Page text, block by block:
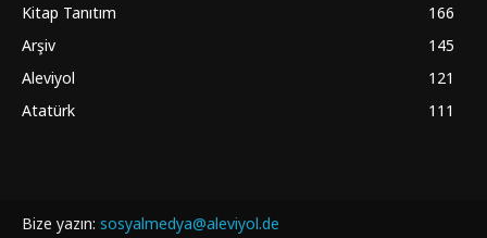
Kitap Tanıtım
166
Arşiv
145
Aleviyol
121
Atatürk
111
Bize yazın: sosyalmedya@aleviyol.de